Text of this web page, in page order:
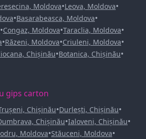
Moldova•Leova, Moldova•
•Basarabeasca, Moldova•
•Congaz, Moldova•Taraclia, Moldova•
•Răzeni, Moldova•Criuleni, Moldova•
Chișinău•Botanica, Chișinău•
gips carton
Chișinău•Durlești, Chișinău•
Chișinău•Ialoveni, Chișinău•
Moldova•Stăuceni, Moldova•